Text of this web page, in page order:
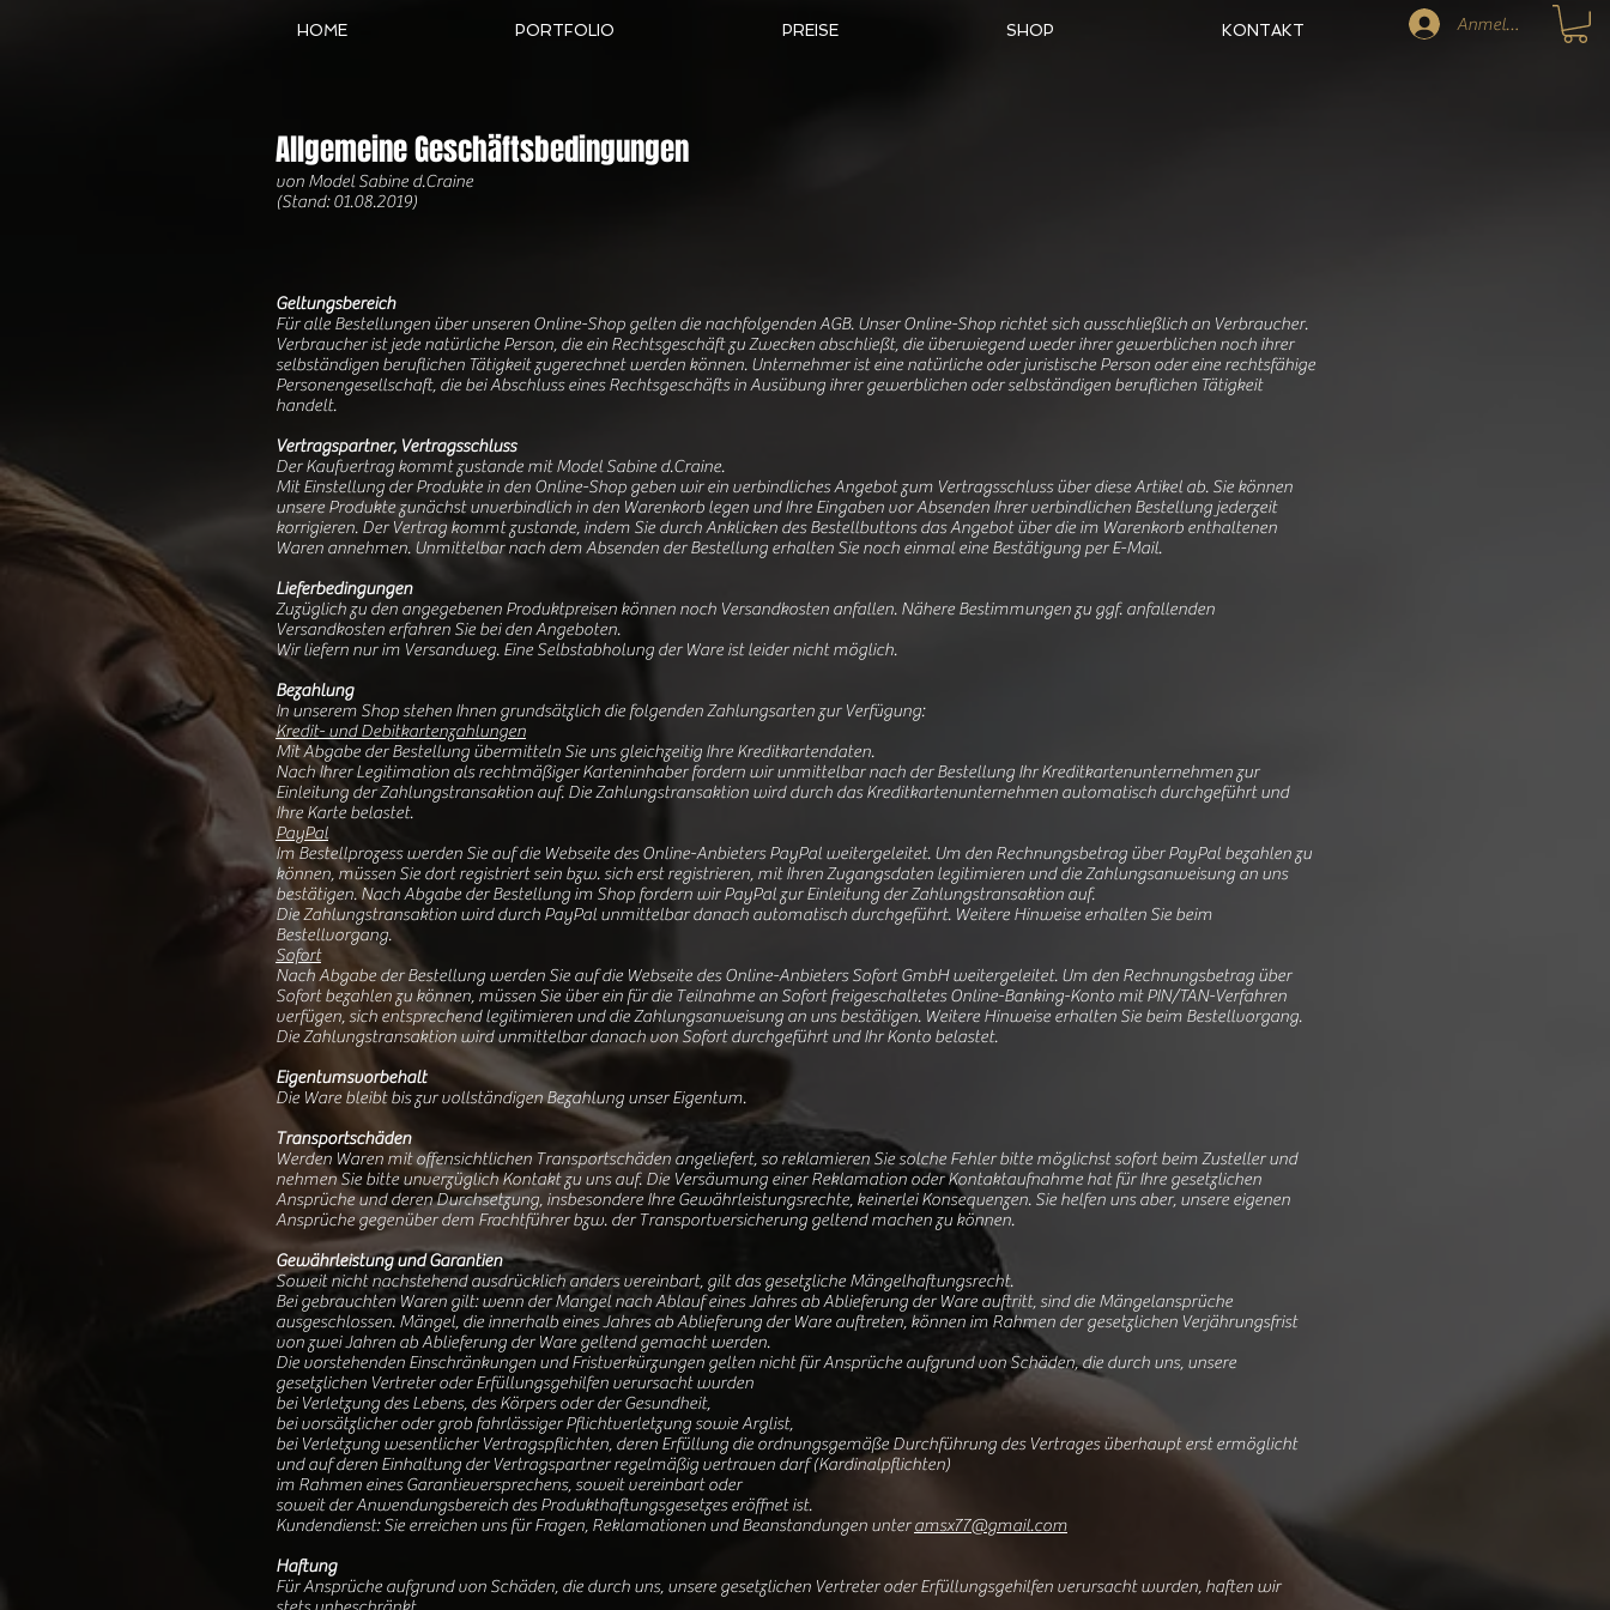
HOME PORTFOLIO PREISE SHOP KONTAKT Anmelden
Allgemeine Geschäftsbedingungen
von Model Sabine d.Craine
(Stand: 01.08.2019)
Geltungsbereich
Für alle Bestellungen über unseren Online-Shop gelten die nachfolgenden AGB. Unser Online-Shop richtet sich ausschließlich an Verbraucher.
Verbraucher ist jede natürliche Person, die ein Rechtsgeschäft zu Zwecken abschließt, die überwiegend weder ihrer gewerblichen noch ihrer
selbständigen beruflichen Tätigkeit zugerechnet werden können. Unternehmer ist eine natürliche oder juristische Person oder eine rechtsfähige
Personengesellschaft, die bei Abschluss eines Rechtsgeschäfts in Ausübung ihrer gewerblichen oder selbständigen beruflichen Tätigkeit
handelt.
Vertragspartner, Vertragsschluss
Der Kaufvertrag kommt zustande mit Model Sabine d.Craine.
Mit Einstellung der Produkte in den Online-Shop geben wir ein verbindliches Angebot zum Vertragsschluss über diese Artikel ab. Sie können
unsere Produkte zunächst unverbindlich in den Warenkorb legen und Ihre Eingaben vor Absenden Ihrer verbindlichen Bestellung jederzeit
korrigieren. Der Vertrag kommt zustande, indem Sie durch Anklicken des Bestellbuttons das Angebot über die im Warenkorb enthaltenen
Waren annehmen. Unmittelbar nach dem Absenden der Bestellung erhalten Sie noch einmal eine Bestätigung per E-Mail.
Lieferbedingungen
Zuzüglich zu den angegebenen Produktpreisen können noch Versandkosten anfallen. Nähere Bestimmungen zu ggf. anfallenden
Versandkosten erfahren Sie bei den Angeboten.
Wir liefern nur im Versandweg. Eine Selbstabholung der Ware ist leider nicht möglich.
Bezahlung
In unserem Shop stehen Ihnen grundsätzlich die folgenden Zahlungsarten zur Verfügung:
Kredit- und Debitkartenzahlungen
Mit Abgabe der Bestellung übermitteln Sie uns gleichzeitig Ihre Kreditkartendaten.
Nach Ihrer Legitimation als rechtmäßiger Karteninhaber fordern wir unmittelbar nach der Bestellung Ihr Kreditkartenunternehmen zur
Einleitung der Zahlungstransaktion auf. Die Zahlungstransaktion wird durch das Kreditkartenunternehmen automatisch durchgeführt und
Ihre Karte belastet.
PayPal
Im Bestellprozess werden Sie auf die Webseite des Online-Anbieters PayPal weitergeleitet. Um den Rechnungsbetrag über PayPal bezahlen zu
können, müssen Sie dort registriert sein bzw. sich erst registrieren, mit Ihren Zugangsdaten legitimieren und die Zahlungsanweisung an uns
bestätigen. Nach Abgabe der Bestellung im Shop fordern wir PayPal zur Einleitung der Zahlungstransaktion auf.
Die Zahlungstransaktion wird durch PayPal unmittelbar danach automatisch durchgeführt. Weitere Hinweise erhalten Sie beim
Bestellvorgang.
Sofort
Nach Abgabe der Bestellung werden Sie auf die Webseite des Online-Anbieters Sofort GmbH weitergeleitet. Um den Rechnungsbetrag über
Sofort bezahlen zu können, müssen Sie über ein für die Teilnahme an Sofort freigeschaltetes Online-Banking-Konto mit PIN/TAN-Verfahren
verfügen, sich entsprechend legitimieren und die Zahlungsanweisung an uns bestätigen. Weitere Hinweise erhalten Sie beim Bestellvorgang.
Die Zahlungstransaktion wird unmittelbar danach von Sofort durchgeführt und Ihr Konto belastet.
Eigentumsvorbehalt
Die Ware bleibt bis zur vollständigen Bezahlung unser Eigentum.
Transportschäden
Werden Waren mit offensichtlichen Transportschäden angeliefert, so reklamieren Sie solche Fehler bitte möglichst sofort beim Zusteller und
nehmen Sie bitte unverzüglich Kontakt zu uns auf. Die Versäumung einer Reklamation oder Kontaktaufnahme hat für Ihre gesetzlichen
Ansprüche und deren Durchsetzung, insbesondere Ihre Gewährleistungsrechte, keinerlei Konsequenzen. Sie helfen uns aber, unsere eigenen
Ansprüche gegenüber dem Frachtführer bzw. der Transportversicherung geltend machen zu können.
Gewährleistung und Garantien
Soweit nicht nachstehend ausdrücklich anders vereinbart, gilt das gesetzliche Mängelhaftungsrecht.
Bei gebrauchten Waren gilt: wenn der Mangel nach Ablauf eines Jahres ab Ablieferung der Ware auftritt, sind die Mängelansprüche
ausgeschlossen. Mängel, die innerhalb eines Jahres ab Ablieferung der Ware auftreten, können im Rahmen der gesetzlichen Verjährungsfrist
von zwei Jahren ab Ablieferung der Ware geltend gemacht werden.
Die vorstehenden Einschränkungen und Fristverkürzungen gelten nicht für Ansprüche aufgrund von Schäden, die durch uns, unsere
gesetzlichen Vertreter oder Erfüllungsgehilfen verursacht wurden
bei Verletzung des Lebens, des Körpers oder der Gesundheit,
bei vorsätzlicher oder grob fahrlässiger Pflichtverletzung sowie Arglist,
bei Verletzung wesentlicher Vertragspflichten, deren Erfüllung die ordnungsgemäße Durchführung des Vertrages überhaupt erst ermöglicht
und auf deren Einhaltung der Vertragspartner regelmäßig vertrauen darf (Kardinalpflichten)
im Rahmen eines Garantieversprechens, soweit vereinbart oder
soweit der Anwendungsbereich des Produkthaftungsgesetzes eröffnet ist.
Kundendienst: Sie erreichen uns für Fragen, Reklamationen und Beanstandungen unteramsx77@gmail.com
Haftung
Für Ansprüche aufgrund von Schäden, die durch uns, unsere gesetzlichen Vertreter oder Erfüllungsgehilfen verursacht wurden, haften wir